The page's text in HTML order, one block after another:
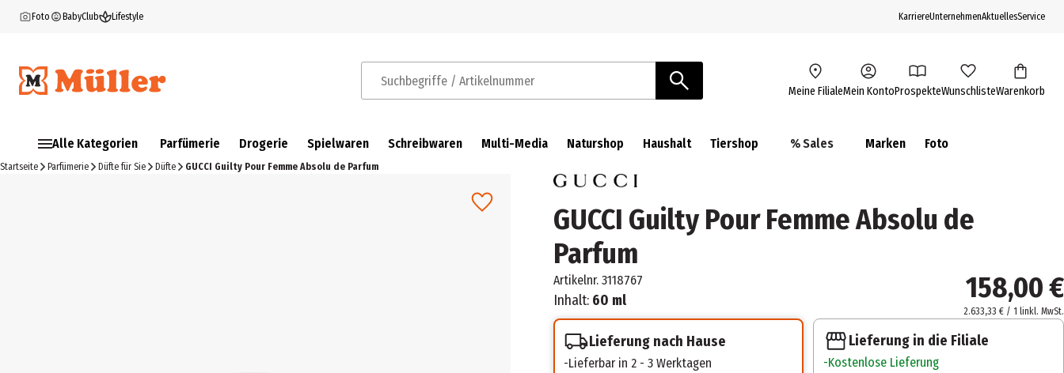
Foto BabyClub Lifestyle KarriereUnternehmenAktuellesService
Suchbegriffe / Artikelnummer Meine FilialeMein KontoProspekteWunschlisteWarenkorb
Alle Kategorien Parfümerie Drogerie Spielwaren Schreibwaren Multi-Media Naturshop Haushalt Tiershop % Sales Marken Foto
Startseite Parfümerie Düfte für Sie Düfte GUCCI Guilty Pour Femme Absolu de Parfum
GUCCI Guilty Pour Femme Absolu de
Parfum
Artikelnr. 3118767
Inhalt: 60 ml 158,00 €
2.633,33 € / 1 linkl. MwSt.
Lieferung nach Hause
Lieferbar in 2 - 3 Werktagen
Lieferung in die Filiale
Kostenlose Lieferung